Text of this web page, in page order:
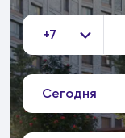
+7
Сегодня